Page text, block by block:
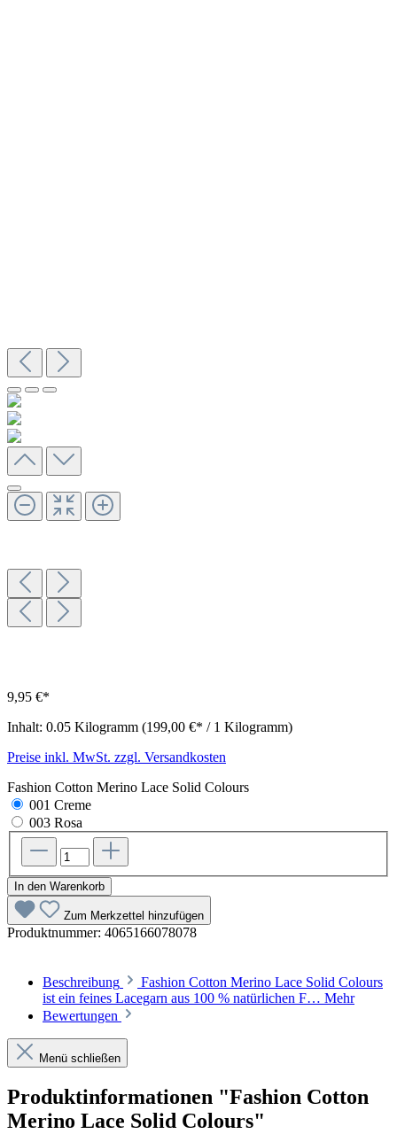
9,95 €*
Inhalt: 0.05 Kilogramm (199,00 €* / 1 Kilogramm)
Preise inkl. MwSt. zzgl. Versandkosten
Fashion Cotton Merino Lace Solid Colours
001 Creme
003 Rosa
In den Warenkorb
Zum Merkzettel hinzufügen
Produktnummer: 4065166078078
Beschreibung
Fashion Cotton Merino Lace Solid Colours
ist ein feines Lacegarn aus 100 % natürlichen F… Mehr
Bewertungen
Menü schließen
Produktinformationen "Fashion Cotton
Merino Lace Solid Colours"